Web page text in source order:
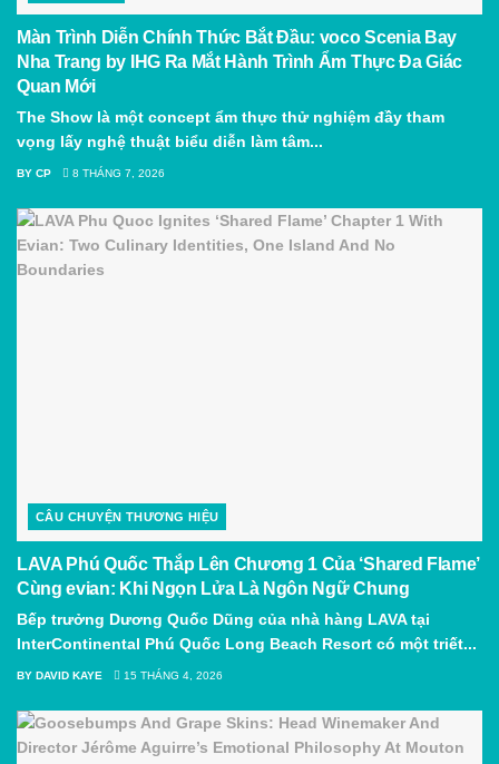
Màn Trình Diễn Chính Thức Bắt Đầu: voco Scenia Bay
Nha Trang by IHG Ra Mắt Hành Trình Ẩm Thực Đa Giác
Quan Mới
The Show là một concept ẩm thực thử nghiệm đầy tham
vọng lấy nghệ thuật biểu diễn làm tâm...
BY CP 8 THÁNG 7, 2026
CÂU CHUYỆN THƯƠNG HIỆU
LAVA Phú Quốc Thắp Lên Chương 1 Của ‘Shared Flame’
Cùng evian: Khi Ngọn Lửa Là Ngôn Ngữ Chung
Bếp trưởng Dương Quốc Dũng của nhà hàng LAVA tại
InterContinental Phú Quốc Long Beach Resort có một triết...
BY DAVID KAYE 15 THÁNG 4, 2026